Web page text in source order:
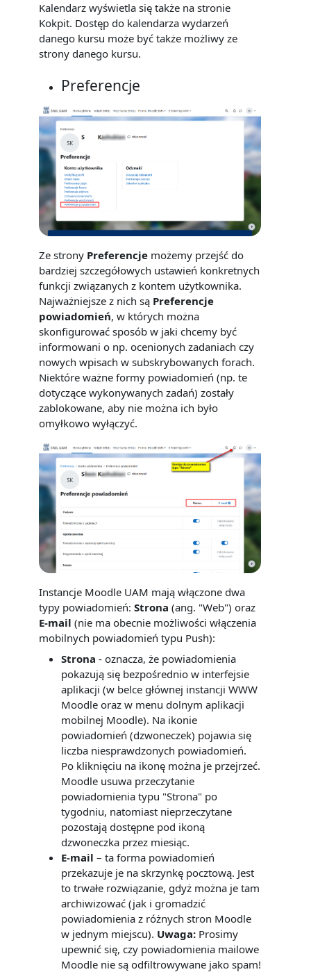
Kalendarz wyświetla się także na stronie
Kokpit. Dostęp do kalendarza wydarzeń
danego kursu może być także możliwy ze
strony danego kursu.
Preferencje
Ze strony Preferencje możemy przejść do
bardziej szczegółowych ustawień konkretnych
funkcji związanych z kontem użytkownika.
Najważniejsze z nich są Preferencje
powiadomień, w których można
skonfigurować sposób w jaki chcemy być
informowani o np. ocenionych zadaniach czy
nowych wpisach w subskrybowanych forach.
Niektóre ważne formy powiadomień (np. te
dotyczące wykonywanych zadań) zostały
zablokowane, aby nie można ich było
omyłkowo wyłączyć.
Instancje Moodle UAM mają włączone dwa
typy powiadomień: Strona (ang. "Web") oraz
E-mail (nie ma obecnie możliwości włączenia
mobilnych powiadomień typu Push):
Strona - oznacza, że powiadomienia
pokazują się bezpośrednio w interfejsie
aplikacji (w belce głównej instancji WWW
Moodle oraz w menu dolnym aplikacji
mobilnej Moodle). Na ikonie
powiadomień (dzwoneczek) pojawia się
liczba niesprawdzonych powiadomień.
Po kliknięciu na ikonę można je przejrzeć.
Moodle usuwa przeczytanie
powiadomienia typu "Strona" po
tygodniu, natomiast nieprzeczytane
pozostają dostępne pod ikoną
dzwoneczka przez miesiąc.
E-mail – ta forma powiadomień
przekazuje je na skrzynkę pocztową. Jest
to trwałe rozwiązanie, gdyż można je tam
archiwizować (jak i gromadzić
powiadomienia z różnych stron Moodle
w jednym miejscu). Uwaga: Prosimy
upewnić się, czy powiadomienia mailowe
Moodle nie są odfiltrowywane jako spam!